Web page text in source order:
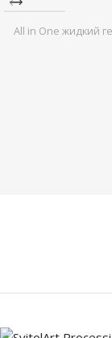
All in One жидкий